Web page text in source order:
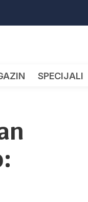
SPECIJALI